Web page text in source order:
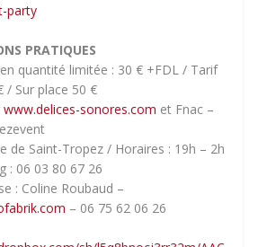
party
PRATIQUES
quantité limitée : 30 € +FDL / Tarif
/ Sur place 50 €
www.delices-sonores.com et Fnac –
de Saint-Tropez / Horaires : 19h – 2h
: 06 03 80 67 26
: Coline Roubaud –
– 06 75 62 06 26